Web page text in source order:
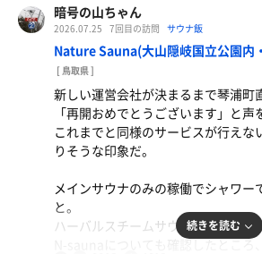
かもしれない。
長浜ラーメン
注文時はカタ、替玉時はバリカタ
2セット目は通常水風呂からセラミッ
冷浴で体幹温をリセット。
その効果か、次セットのオートロウ
く受けれた。
4セット目はストーブ前でちょい漏
ただく。
今日のちょい漏れは量が多く、長く
最終セットの水風呂も冷冷浴で長い
しっかり冷やして、最後は水シャワ
地震の熊本に早く日常が戻りますよ
暗号の山ちゃん
2026.07.25 7回目の訪問 サウナ飯
Nature Sauna(大山隠岐国立公園内
[ 鳥取県 ]
新しい運営会社が決まるまで琴浦町
「再開おめでとうございます」と声
これまでと同様のサービスが行えな
りそうな印象だ。
メインサウナのみの稼働でシャワー
と。
ハーバルスチームサウナは稼働して
N-saunaについても確認したところ
続きを読む